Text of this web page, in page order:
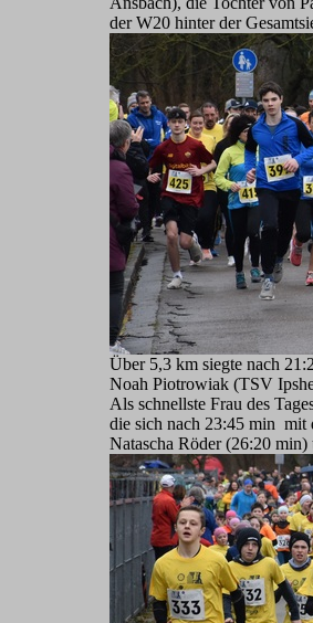
der W20 hinter der
Über 5,3 km siegte nach
Noah Piotrowiak (TSV
Als schnellste Frau des
die sich nach 23:45 min mit
Natascha Röder (26:20